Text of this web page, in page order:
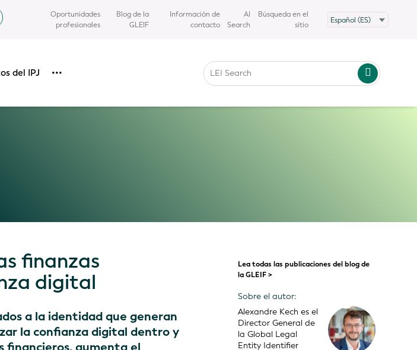
Oportunidades
profesionales
Blog de la
GLEIF
Información de
contacto
AI
Search
Búsqueda en el
sitio
del IPJ •••
finanzas
digital
a la identidad que generan
la confianza digital dentro y
Lea todas las publicaciones del blog de
la GLEIF >
Sobre el autor:
Alexandre Kech es el
Director General de
la Global Legal
Entity Identifier